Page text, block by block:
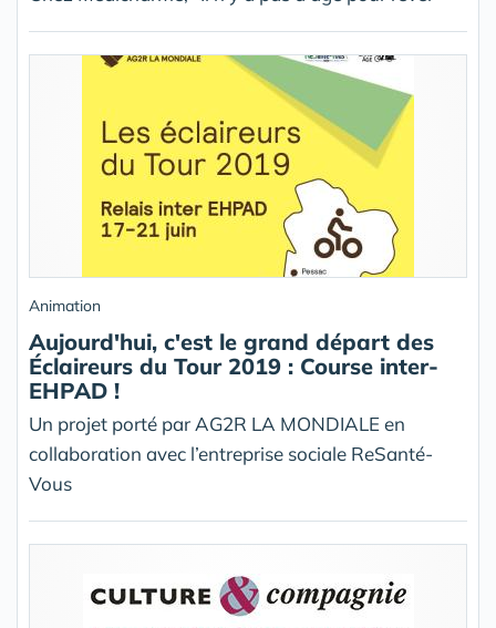
Animation
Aujourd'hui, c'est le grand départ des
Éclaireurs du Tour 2019 : Course inter-
EHPAD !
Un projet porté par AG2R LA MONDIALE en
collaboration avec l’entreprise sociale ReSanté-
Vous